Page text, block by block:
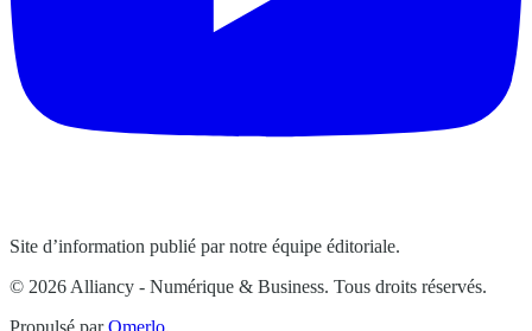
Site d’information publié par notre équipe éditoriale.
© 2026 Alliancy - Numérique & Business. Tous droits réservés.